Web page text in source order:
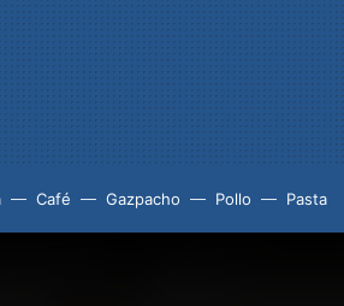
Café Gazpacho Pollo Pasta